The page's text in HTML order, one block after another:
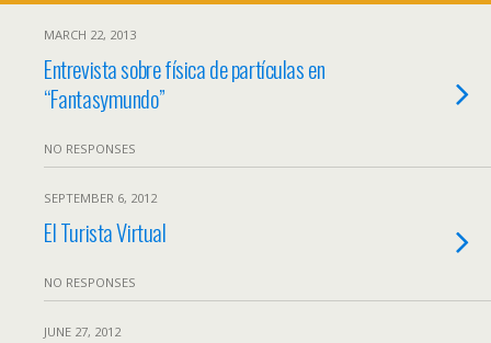
MARCH 22, 2013
Entrevista sobre física de partículas en
“Fantasymundo”
NO RESPONSES
SEPTEMBER 6, 2012
El Turista Virtual
NO RESPONSES
JUNE 27, 2012